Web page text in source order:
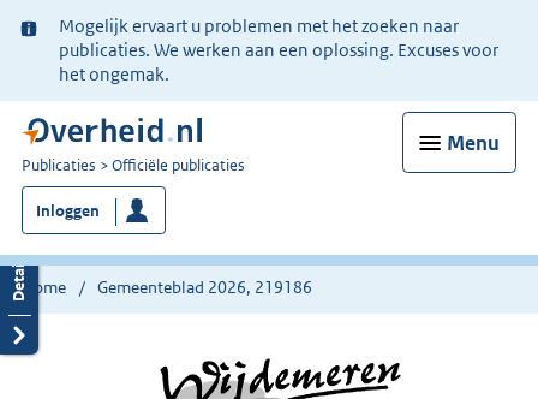
Ter
informatie:
Mogelijk ervaart u problemen met het zoeken naar
publicaties. We werken aan een oplossing. Excuses voor
het ongemak.
Menu
U
bent
nu
hier:
Publicaties Officiële publicaties
Inloggen
Home Gemeenteblad 2026, 219186